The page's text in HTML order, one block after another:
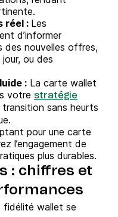
réel : Les
d’informer
des nouvelles offres,
ou des
: La carte wallet
votre stratégie
transition sans heurts
pour une carte
l’engagement de
plus durables.
: chiffres et
fidélité wallet se